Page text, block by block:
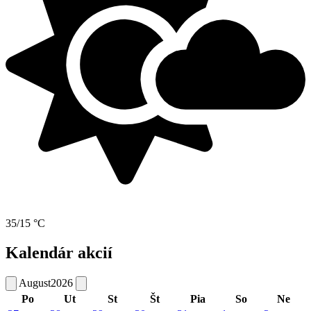
35/15 °C
Kalendár akcií
August2026
Po
Ut St Št Pia So
Ne